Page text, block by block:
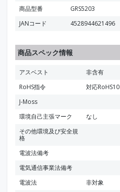
商品型番
GRS5203
JANコード
4528944621496
商品スペック情報
アスベスト
非含有
RoHS指令
対応RoHS10
J-Moss
環境自己主張マーク
なし
その他環境及び安全規
格
電波法備考
電気通信事業法備考
電波法
非対象